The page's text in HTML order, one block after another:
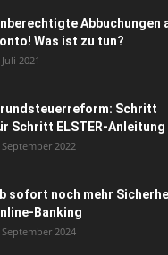
Abbuchungen
Was ist zu tun?
Juli 2021
Schritt
Schritt ELSTER-Anleitung
September 2022
sofort noch mehr
Banking
September 2024